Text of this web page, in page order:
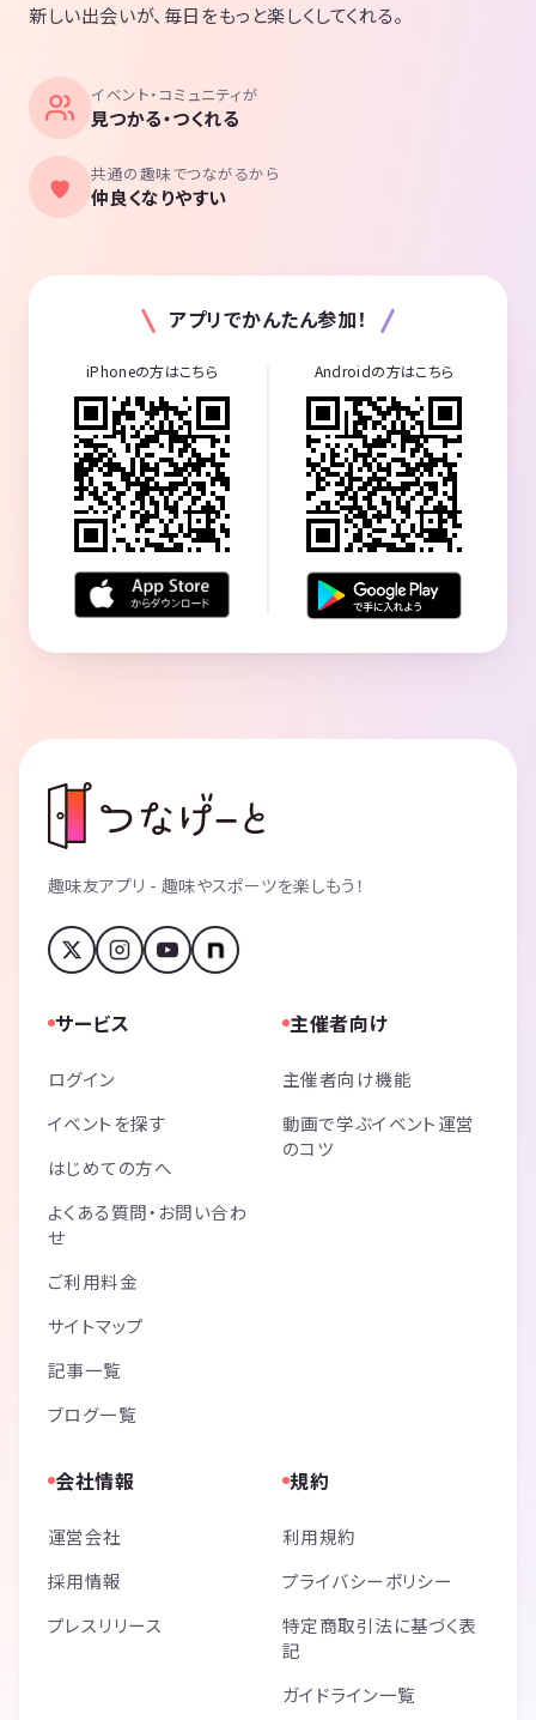
新しい出会いが、毎日をもっと楽しくしてくれる。
イベント・コミュニティが
見つかる・つくれる
共通の趣味でつながるから
仲良くなりやすい
アプリでかんたん参加！
iPhoneの方はこちら Androidの方はこちら
趣味友アプリ - 趣味やスポーツを楽しもう！
サービス
ログイン
イベントを探す
はじめての方へ
よくある質問・お問い合わ
せ
ご利用料金
サイトマップ
記事一覧
ブログ一覧
主催者向け
主催者向け機能
動画で学ぶイベント運営
のコツ
会社情報
運営会社
採用情報
プレスリリース
規約
利用規約
プライバシーポリシー
特定商取引法に基づく表
記
ガイドライン一覧